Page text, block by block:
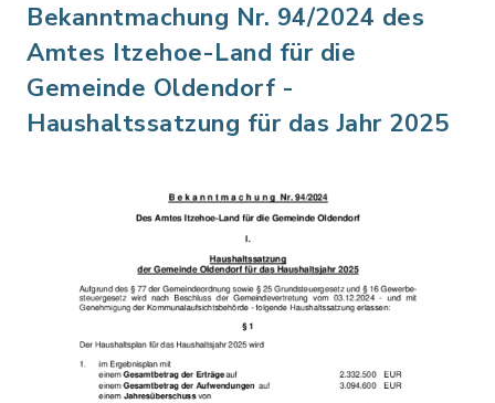
Bekanntmachung Nr. 94/2024 des
Amtes Itzehoe-Land für die
Gemeinde Oldendorf -
Haushaltssatzung für das Jahr 2025